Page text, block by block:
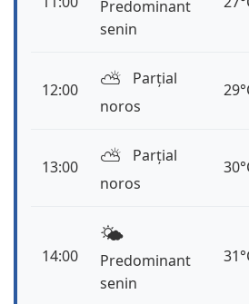
Predominant
senin
12:00 ⛅️
Parțial
noros
13:00 ⛅️
Parțial
noros
14:00
🌤️
Predominant
senin